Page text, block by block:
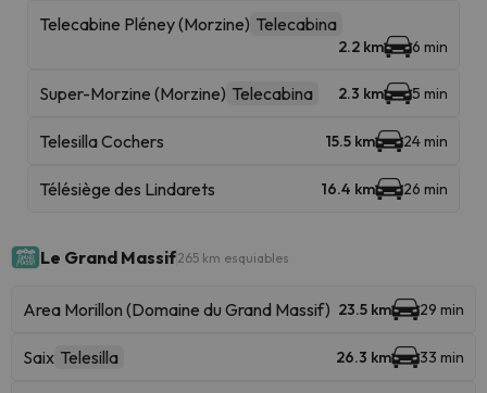
Telecabine Pléney (Morzine) Telecabina
2.2 km 6 min
Super-Morzine (Morzine) Telecabina 2.3 km 5 min
Telesilla Cochers 15.5 km 24 min
Télésiège des Lindarets 16.4 km 26 min
Le Grand Massif265 km esquiables
Area Morillon (Domaine du Grand Massif) 23.5 km 29 min
Saix Telesilla 26.3 km 33 min